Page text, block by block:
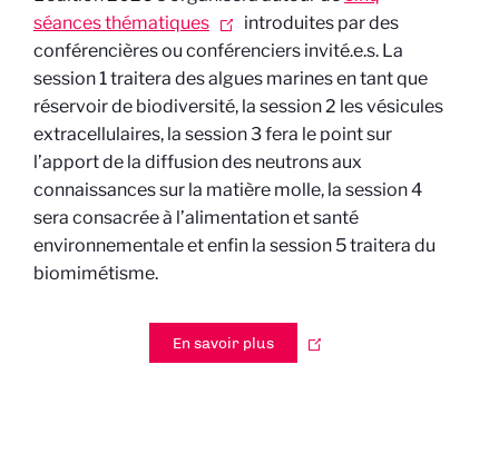
séances thématiques
introduites par des
conférencières ou conférenciers invité.e.s. La
session 1 traitera des algues marines en tant que
réservoir de biodiversité, la session 2 les vésicules
extracellulaires, la session 3 fera le point sur
l’apport de la diffusion des neutrons aux
connaissances sur la matière molle, la session 4
sera consacrée à l’alimentation et santé
environnementale et enfin la session 5 traitera du
biomimétisme.
En savoir plus